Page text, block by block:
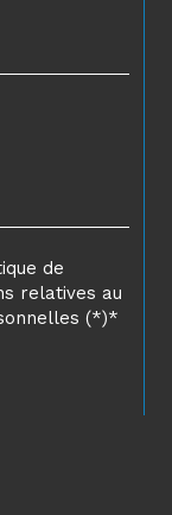
de
relatives au
(*)*